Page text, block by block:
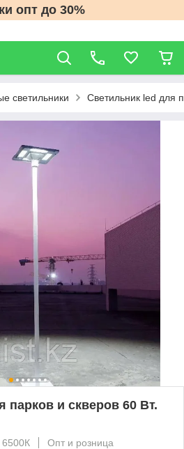
опт до 30%
светильники Светильник led для
парков и скверов 60 Вт.
Опт и розница